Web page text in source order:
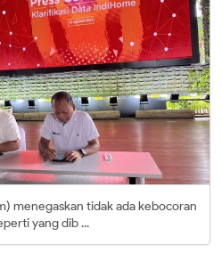
menegaskan tidak ada kebocoran
yang dib ...